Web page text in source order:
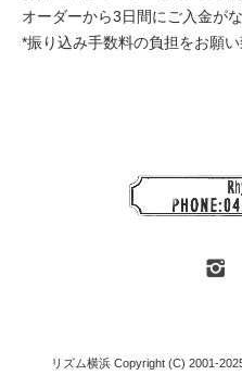
オーダーから3日間にご入金が
*振り込み手数料の負担をお願い
リズム横浜 Copyright (C) 2001-